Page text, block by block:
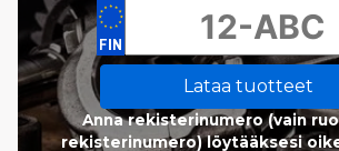
Lataa tuotteet
Anna rekisterinumero (vain
rekisterinumero) löytääksesi